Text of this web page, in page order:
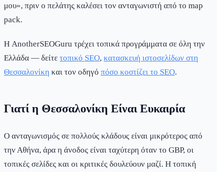
μου», πριν ο πελάτης καλέσει τον ανταγωνιστή από το map
pack.
Η AnotherSEOGuru τρέχει τοπικά προγράμματα σε όλη την
Ελλάδα — δείτε τοπικό SEO, κατασκευή ιστοσελίδων στη
Θεσσαλονίκη και τον οδηγό πόσο κοστίζει το SEO.
Γιατί η Θεσσαλονίκη Είναι Ευκαιρία
Ο ανταγωνισμός σε πολλούς κλάδους είναι μικρότερος από
την Αθήνα, άρα η άνοδος είναι ταχύτερη όταν το GBP, οι
τοπικές σελίδες και οι κριτικές δουλεύουν μαζί. Η τοπική